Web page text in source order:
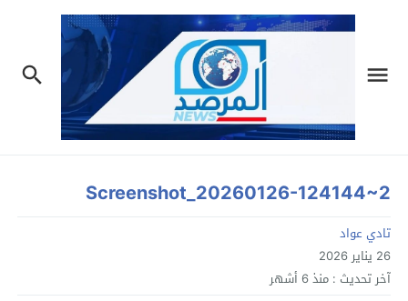
Screenshot_20260126-124144~2
تادي عواد
26 يناير 2026
آخر تحديث : منذ 6 أشهر